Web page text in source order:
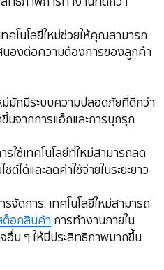
คโนโลยีใหม่ช่วยให้คุณสามารถ
นองต่อความต้องการของลูกค้า
ม่มักมีระบบความปลอดภัยที่ดีกว่า
นจากการแฮ็กและการบุกรุก
รใช้เทคโนโลยีที่ใหม่สามารถลด
ต์ได้และลดค่าใช้จ่ายในระยะยาว
จัดการ: เทคโนโลยีใหม่สามารถ
ต็อกสินค้า การทำงานภายใน
อื่น ๆ ให้มีประสิทธิภาพมากขึ้น